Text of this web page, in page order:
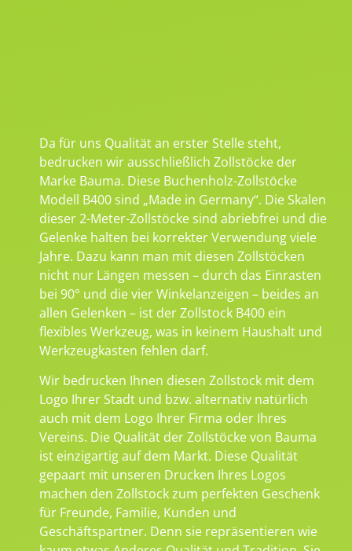
Da für uns Qualität an erster Stelle steht,
bedrucken wir ausschließlich Zollstöcke der
Marke Bauma. Diese Buchenholz-Zollstöcke
Modell B400 sind „Made in Germany“. Die Skalen
dieser 2-Meter-Zollstöcke sind abriebfrei und die
Gelenke halten bei korrekter Verwendung viele
Jahre. Dazu kann man mit diesen Zollstöcken
nicht nur Längen messen – durch das Einrasten
bei 90° und die vier Winkelanzeigen – beides an
allen Gelenken – ist der Zollstock B400 ein
flexibles Werkzeug, was in keinem Haushalt und
Werkzeugkasten fehlen darf.
Wir bedrucken Ihnen diesen Zollstock mit dem
Logo Ihrer Stadt und bzw. alternativ natürlich
auch mit dem Logo Ihrer Firma oder Ihres
Vereins. Die Qualität der Zollstöcke von Bauma
ist einzigartig auf dem Markt. Diese Qualität
gepaart mit unseren Drucken Ihres Logos
machen den Zollstock zum perfekten Geschenk
für Freunde, Familie, Kunden und
Geschäftspartner. Denn sie repräsentieren wie